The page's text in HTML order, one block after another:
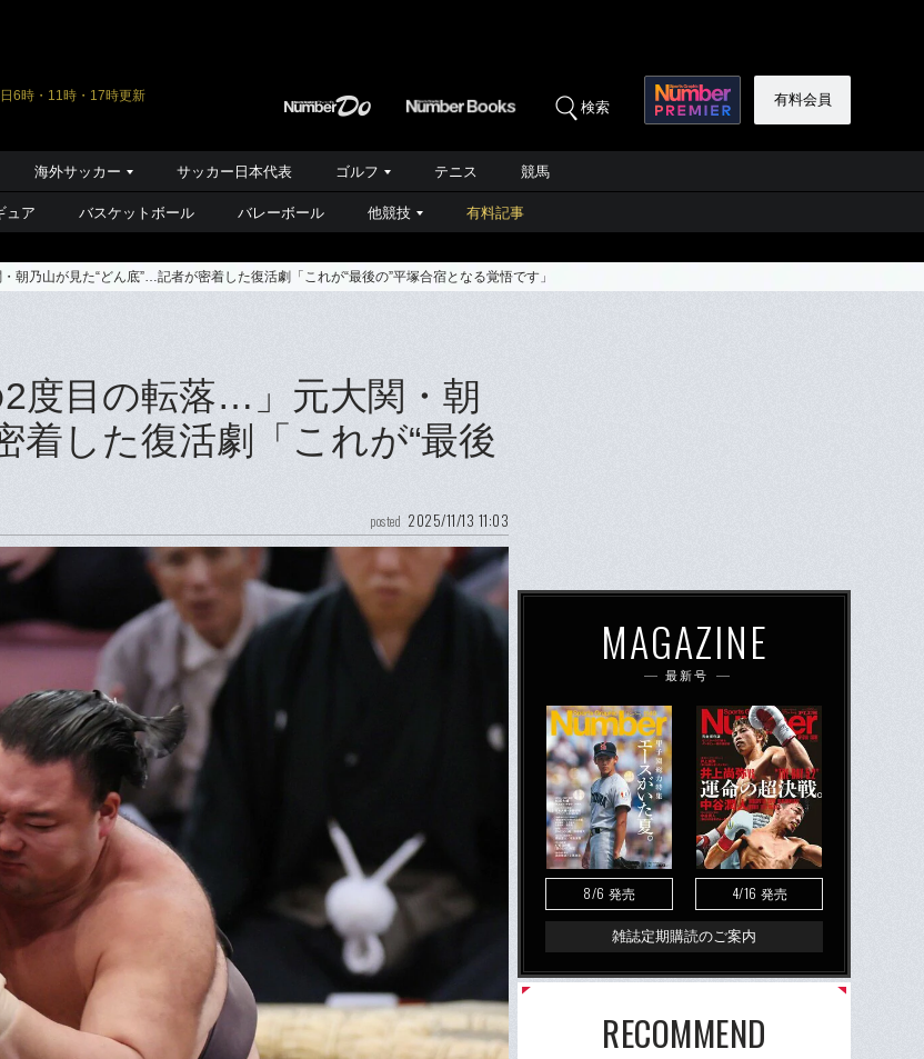
6時・11時・17時更新
検索 有料会員
海外サッカー サッカー日本代表 ゴルフ テニス 競馬
ュア バスケットボール バレーボール 他競技 有料記事
朝乃山が見た“どん底”…記者が密着した復活劇「これが“最後の”平塚合宿となる覚悟です」
2度目の転落…」元大関・朝
着した復活劇「これが“最後
posted 2025/11/13 11:03
MAGAZINE
最新号
8/6 発売 4/16 発売
雑誌定期購読のご案内
RECOMMEND